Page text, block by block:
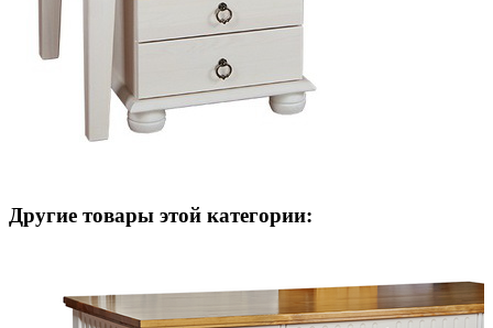
Другие товары этой категории: